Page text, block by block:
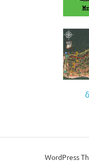
WordPress